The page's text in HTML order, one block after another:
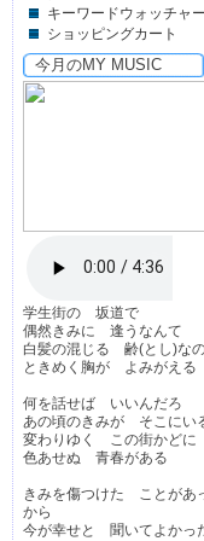
キーワードウォッチャー
ショッピングカート
今月のMY MUSIC
学生街の 坂道で
偶然きみに 逢うなんて
白髪の混じる 齢(とし)な
ときめく胸が よみがえる
何を話せば いいんだろ
あの頃のきみが そこにい
変わりゆく この街かどに
色あせぬ 青春がある
きみを傷つけた ことがあ
から
今が幸せと 聞いてよかっ